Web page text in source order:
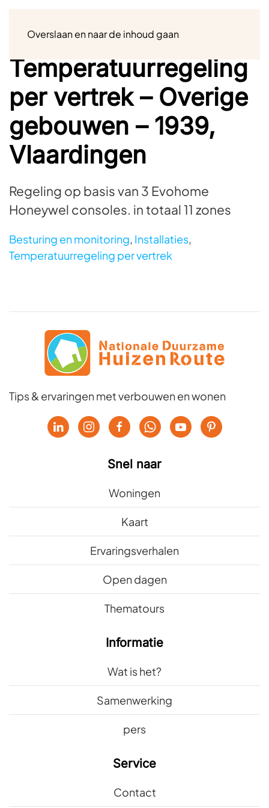
Overslaan en naar de inhoud gaan
Temperatuurregeling
per vertrek – Overige
gebouwen – 1939,
Vlaardingen
Regeling op basis van 3 Evohome
Honeywel consoles. in totaal 11 zones
Besturing en monitoring, Installaties,
Temperatuurregeling per vertrek
Tips & ervaringen met verbouwen en wonen
Snel naar
Woningen
Kaart
Ervaringsverhalen
Open dagen
Thematours
Informatie
Wat is het?
Samenwerking
pers
Service
Contact